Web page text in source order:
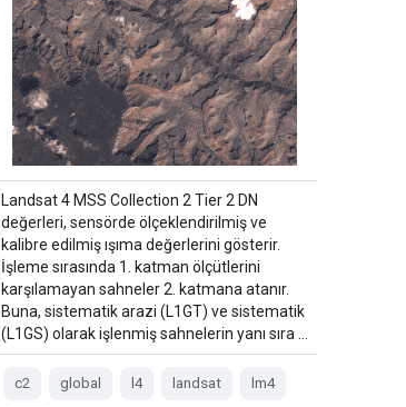
Landsat 4 MSS Collection 2 Tier 2 DN
değerleri, sensörde ölçeklendirilmiş ve
kalibre edilmiş ışıma değerlerini gösterir.
İşleme sırasında 1. katman ölçütlerini
karşılamayan sahneler 2. katmana atanır.
Buna, sistematik arazi (L1GT) ve sistematik
(L1GS) olarak işlenmiş sahnelerin yanı sıra …
c2 global l4 landsat lm4